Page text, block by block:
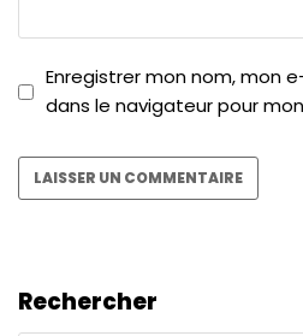
Enregistrer mon nom, mon
dans le navigateur pour
Rechercher